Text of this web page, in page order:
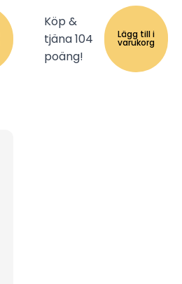
Köp &
tjäna 104
poäng!
Lägg till i
varukorg